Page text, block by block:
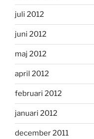
juli 2012
juni 2012
maj 2012
april 2012
februari 2012
januari 2012
december 2011